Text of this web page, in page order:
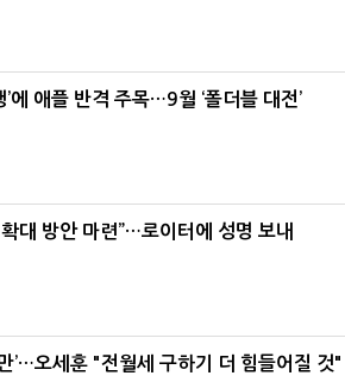
에 애플 반격 주목…9월 ‘폴더블 대전’
대 방안 마련”…로이터에 성명 보내
’…오세훈 "전월세 구하기 더 힘들어질 것"